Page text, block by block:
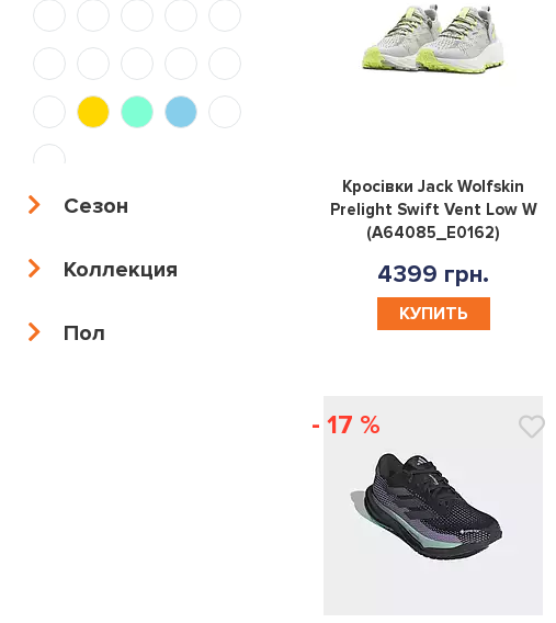
46.5 37.5 40/34 42.5
36.5 38/32 48.5 47,5
45,5 174 40/30 34/34
34|34 36|32
Сезон
Коллекция
Пол
Кросівки Jack Wolfskin
Prelight Swift Vent Low W
(A64085_E0162)
4399 грн.
КУПИТЬ
- 17 %